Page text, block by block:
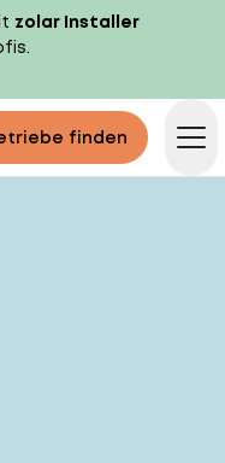
zolar Installer
finden